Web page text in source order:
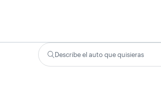
Describe el auto que quisieras